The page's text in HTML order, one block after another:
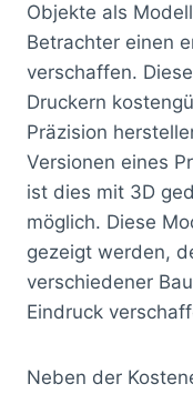
Objekte als
Betrachter einen
verschaffen.
Druckern
Präzision
Versionen eines
ist dies mit 3D
möglich. Diese
gezeigt werden,
verschiedener
Eindruck
Neben der